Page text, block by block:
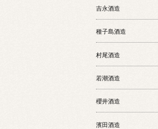
吉永酒造
種子島酒造
村尾酒造
若潮酒造
櫻井酒造
濱田酒造